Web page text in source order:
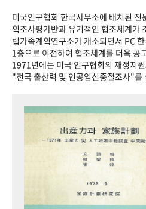
미국인구협회 한국사무소에 배치된
획조사평가반과 유기적인 협조체계가
립가족계획연구소가 개소되면서 PC
1층으로 이전하여 협조체계를 더욱 공
1971년에는 미국 인구협회의 재정지
"전국 출산력 및 인공임신중절조사"를